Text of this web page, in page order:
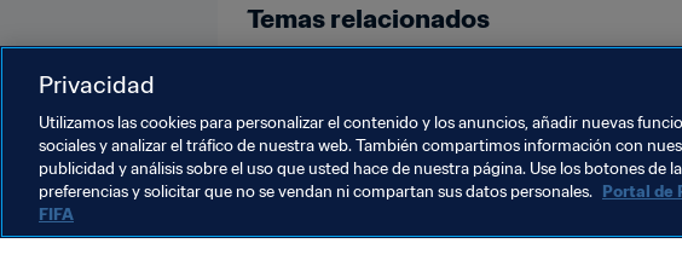
Temas relacionados
Privacidad
Utilizamos las cookies para personalizar el contenido y los anuncios, añadir nuevas
sociales y analizar el tráfico de nuestra web. También compartimos información con
publicidad y análisis sobre el uso que usted hace de nuestra página. Use los botones de
preferencias y solicitar que no se vendan ni compartan sus datos personales. Portal de
FIFA